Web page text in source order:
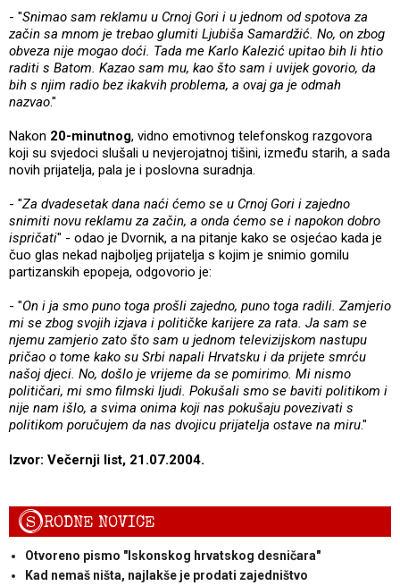
- "Snimao sam reklamu u Crnoj Gori i u jednom od spotova za
začin sa mnom je trebao glumiti Ljubiša Samardžić. No, on zbog
obveza nije mogao doći. Tada me Karlo Kalezić upitao bih li htio
raditi s Batom. Kazao sam mu, kao što sam i uvijek govorio, da
bih s njim radio bez ikakvih problema, a ovaj ga je odmah
nazvao."
Nakon 20-minutnog, vidno emotivnog telefonskog razgovora
koji su svjedoci slušali u nevjerojatnoj tišini, između starih, a sada
novih prijatelja, pala je i poslovna suradnja.
- "Za dvadesetak dana naći ćemo se u Crnoj Gori i zajedno
snimiti novu reklamu za začin, a onda ćemo se i napokon dobro
ispričati" - odao je Dvornik, a na pitanje kako se osjećao kada je
čuo glas nekad najboljeg prijatelja s kojim je snimio gomilu
partizanskih epopeja, odgovorio je:
- "On i ja smo puno toga prošli zajedno, puno toga radili. Zamjerio
mi se zbog svojih izjava i političke karijere za rata. Ja sam se
njemu zamjerio zato što sam u jednom televizijskom nastupu
pričao o tome kako su Srbi napali Hrvatsku i da prijete smrću
našoj djeci. No, došlo je vrijeme da se pomirimo. Mi nismo
političari, mi smo filmski ljudi. Pokušali smo se baviti politikom i
nije nam išlo, a svima onima koji nas pokušaju povezivati s
politikom poručujem da nas dvojicu prijatelja ostave na miru."
Izvor: Večernji list, 21.07.2004.
SRODNE NOVICE
Otvoreno pismo "Iskonskog hrvatskog desničara"
Kad nemaš ništa, najlakše je prodati zajedništvo